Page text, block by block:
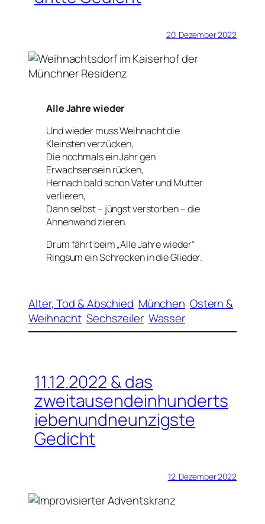
20. Dezember 2022
Alle Jahre wieder
Und wieder muss Weihnacht die
Kleinsten verzücken,
Die nochmals ein Jahr gen
Erwachsensein rücken,
Hernach bald schon Vater und Mutter
verlieren,
Dann selbst – jüngst verstorben – die
Ahnenwand zieren.
Drum fährt beim „Alle Jahre wieder“
Ringsum ein Schrecken in die Glieder.
Alter, Tod & Abschied München Ostern &
Weihnacht Sechszeiler Wasser
11.12.2022 & das
zweitausendeinhunderts
iebenundneunzigste
Gedicht
12. Dezember 2022